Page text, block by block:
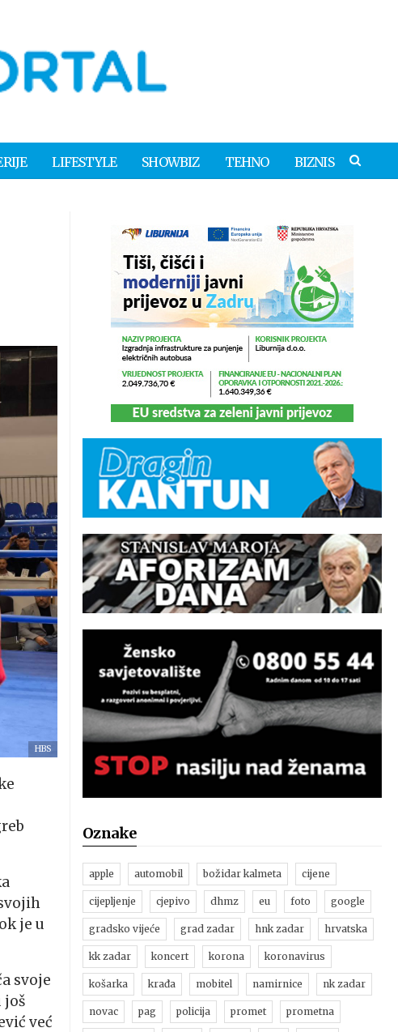
LIFESTYLE SHOWBIZ TEHNO BIZNIS
HBS
je u
svoje
još
već
Oznake
apple automobil božidar kalmeta cijene
cijepljenje cjepivo dhmz eu foto google
gradsko vijeće grad zadar hnk zadar hrvatska
kk zadar koncert korona koronavirus
košarka krađa mobitel namirnice nk zadar
novac pag policija promet prometna